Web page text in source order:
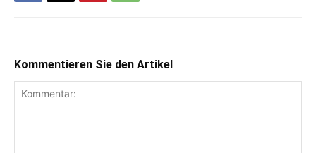
Kommentieren Sie den Artikel